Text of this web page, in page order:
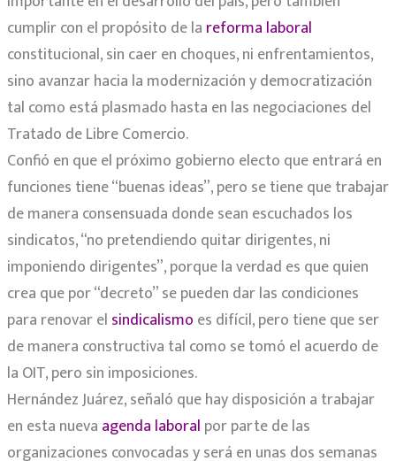
cumplir con el propósito de la reforma laboral
constitucional, sin caer en choques, ni enfrentamientos,
sino avanzar hacia la modernización y democratización
tal como está plasmado hasta en las negociaciones del
Tratado de Libre Comercio.
Confió en que el próximo gobierno electo que entrará en
funciones tiene “buenas ideas”, pero se tiene que trabajar
de manera consensuada donde sean escuchados los
sindicatos, “no pretendiendo quitar dirigentes, ni
imponiendo dirigentes”, porque la verdad es que quien
crea que por “decreto” se pueden dar las condiciones
para renovar el sindicalismo es difícil, pero tiene que ser
de manera constructiva tal como se tomó el acuerdo de
la OIT, pero sin imposiciones.
Hernández Juárez, señaló que hay disposición a trabajar
en esta nueva agenda laboral por parte de las
organizaciones convocadas y será en unas dos semanas